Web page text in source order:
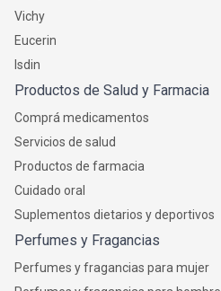
Vichy
Eucerin
Isdin
Productos de Salud y Farmacia
Comprá medicamentos
Servicios de salud
Productos de farmacia
Cuidado oral
Suplementos dietarios y deportivos
Perfumes y Fragancias
Perfumes y fragancias para mujer